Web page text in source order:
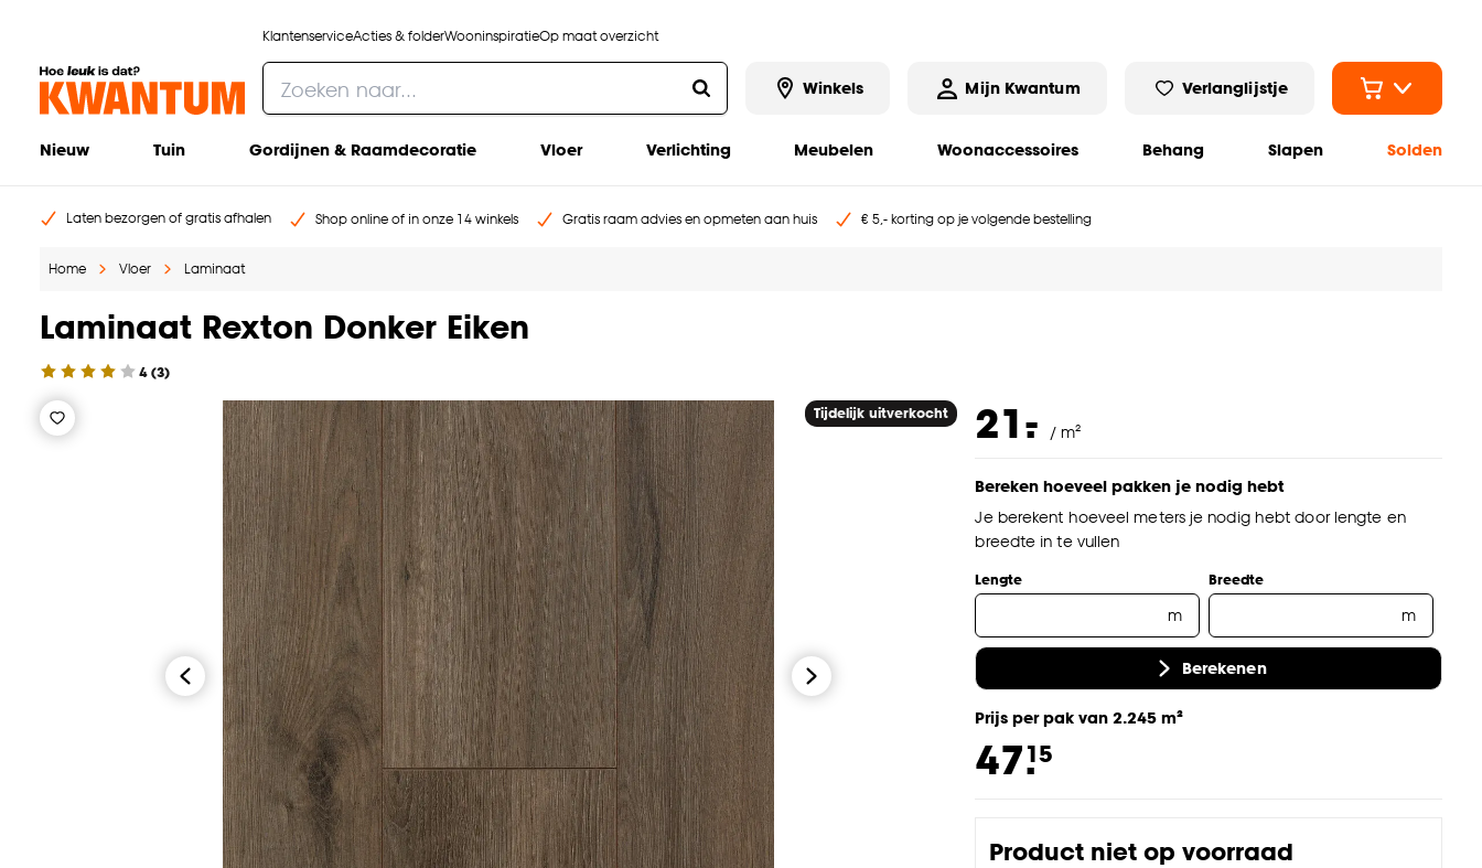
KlantenserviceActies & folderWooninspiratieOp maat overzicht
Winkels Mijn Kwantum Verlanglijstje
Nieuw Tuin Gordijnen & Raamdecoratie Vloer Verlichting Meubelen Woonaccessoires Behang Slapen Solden
Laten bezorgen of gratis afhalen Shop online of in onze 14 winkels Gratis raam advies en opmeten aan huis € 5,- korting op je volgende bestelling
Home Vloer Laminaat
Laminaat Rexton Donker Eiken
4(3)
Tijdelijk uitverkocht 21.
- / m²
Bereken hoeveel pakken je nodig hebt
Je berekent hoeveel meters je nodig hebt door lengte en
breedte in te vullen
Lengte
m
Breedte
m
Berekenen
Prijs per pak van 2.245 m²
47.15
Product niet op voorraad